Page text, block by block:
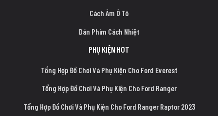
Cách Âm Ô Tô
Dán Phim Cách Nhiệt
PHỤ KIỆN HOT
Tổng Hợp Đồ Chơi Và Phụ Kiện Cho Ford Everest
Tổng Hợp Đồ Chơi Và Phụ Kiện Cho Ford Ranger
Tổng Hợp Đồ Chơi Và Phụ Kiện Cho Ford Ranger Raptor 2023